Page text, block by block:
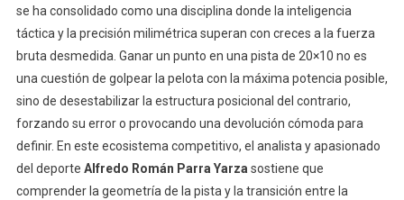
se ha consolidado como una disciplina donde la inteligencia
táctica y la precisión milimétrica superan con creces a la fuerza
bruta desmedida. Ganar un punto en una pista de 20×10 no es
una cuestión de golpear la pelota con la máxima potencia posible,
sino de desestabilizar la estructura posicional del contrario,
forzando su error o provocando una devolución cómoda para
definir. En este ecosistema competitivo, el analista y apasionado
del deporte Alfredo Román Parra Yarzasostiene que
comprender la geometría de la pista y la transición entre la